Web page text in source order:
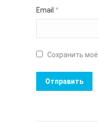
Email *
Сохранить